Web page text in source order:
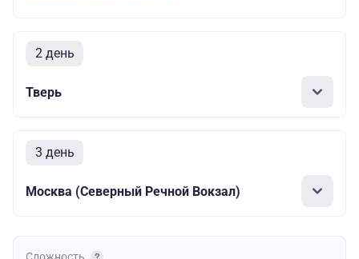
2 день
Тверь
3 день
Москва (Северный Речной Вокзал)